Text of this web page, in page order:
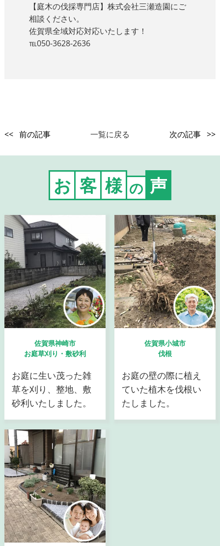
【庭木の伐採専門店】株式会社三瀬造園にご
相談ください。
佐賀県全域対応対応いたします！
℡050-3628-2636
<< 前の記事 一覧に戻る 次の記事 >>
お 客 様 の 声
佐賀県神崎市
お庭草刈り・敷砂利
お庭に生い茂った雑
草を刈り、整地、敷
砂利いたしました。
佐賀県小城市
伐根
お庭の壁の際に植え
ていた植木を伐根い
たしました。